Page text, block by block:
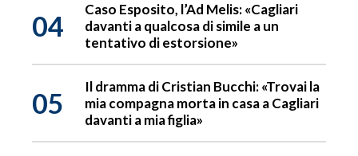
04
Caso Esposito, l’Ad Melis: «Cagliari
davanti a qualcosa di simile a un
tentativo di estorsione»
05
Il dramma di Cristian Bucchi: «Trovai la
mia compagna morta in casa a Cagliari
davanti a mia figlia»